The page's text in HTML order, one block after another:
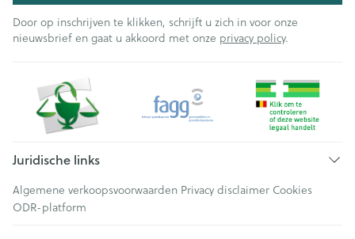
Door op inschrijven te klikken, schrijft u zich in voor onze
nieuwsbrief en gaat u akkoord met onze privacy policy.
Juridische links
Algemene verkoopsvoorwaarden Privacy disclaimer Cookies
ODR-platform